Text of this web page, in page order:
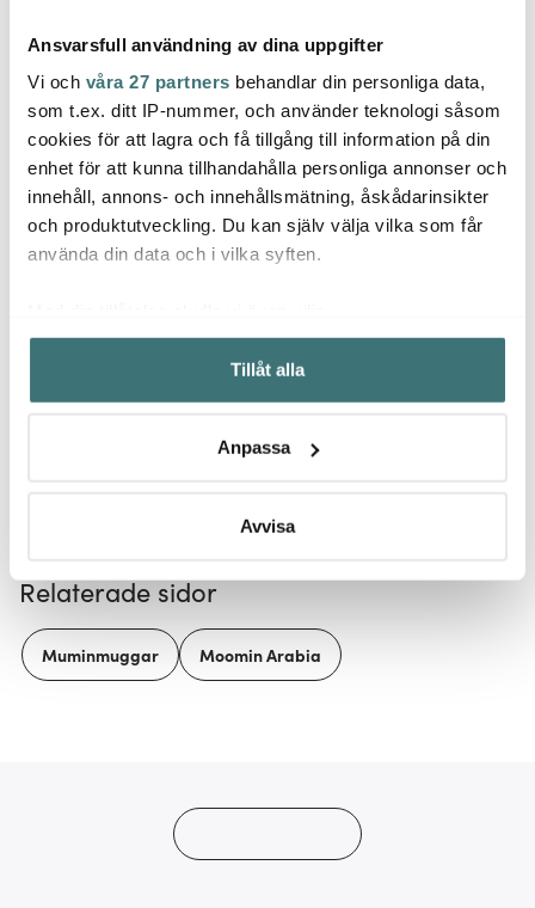
Ansvarsfull användning av dina uppgifter
Vi och våra 27 partners behandlar din personliga data,
som t.ex. ditt IP-nummer, och använder teknologi såsom
cookies för att lagra och få tillgång till information på din
enhet för att kunna tillhandahålla personliga annonser och
innehåll, annons- och innehållsmätning, åskådarinsikter
och produktutveckling. Du kan själv välja vilka som får
använda din data och i vilka syften.
Samla in information om din geografiska plats som
kan ha en noggrannhet på upp till flera meter
Identifiera din enhet genom att aktivt skanna den för
Ta reda på mer om hur dina personliga uppgifter
Du kan ändra eller dra tillbaka ditt samtycke när som
Vi använder cookies för att innehållet och annonserna
ska anpassas efter det som vi tror att du tycker om. Det
gör också att vi kan analysera vår trafik och göra
Tillåt alla
Anpassa
Avvisa
Moomin Arabia
Muminmugg mini 3 cm
Sommardans
82 kr 109 kr
Moomin Arabia
Mumin burk 0,7 L
Sommardans
374 kr
Låt dig inspireras av våra kunder
Relaterade sidor
Muminmuggar Moomin Arabia